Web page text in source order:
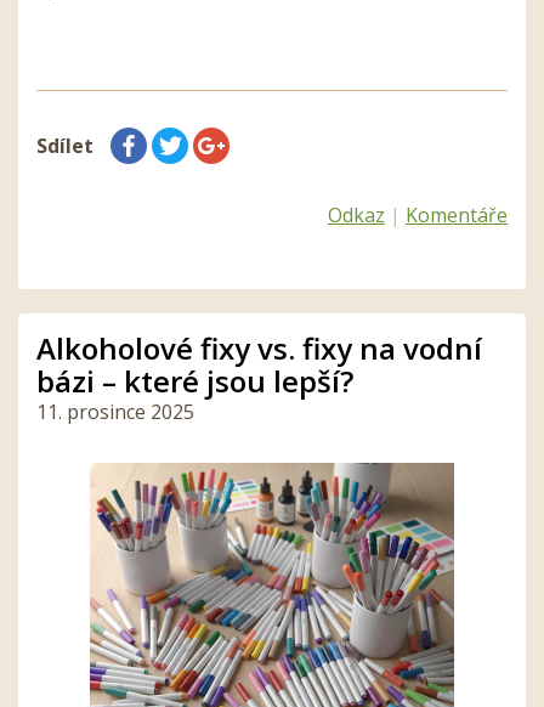
Sdílet
Odkaz | Komentáře
Alkoholové fixy vs. fixy na vodní
bázi – které jsou lepší?
11. prosince 2025